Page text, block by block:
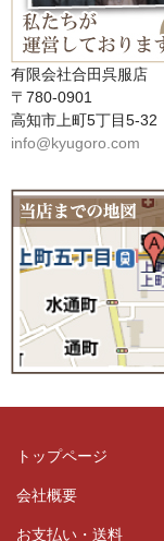
有限会社合田呉服店
〒780-0901
高知市上町5丁目5-32
info@kyugoro.com
トップページ
会社概要
お支払い・送料